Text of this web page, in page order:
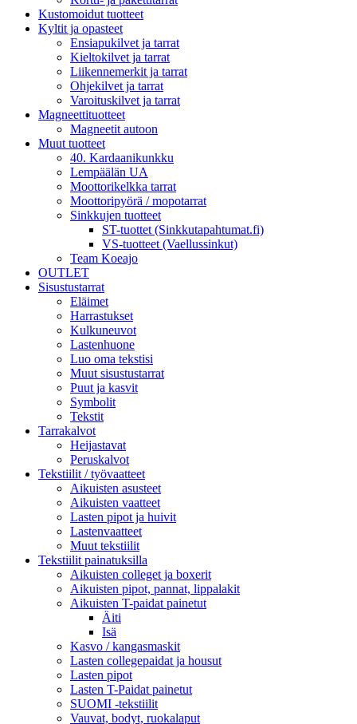
Kustomoidut tuotteet
Kyltit ja opasteet
Ensiapukilvet ja tarrat
Kieltokilvet ja tarrat
Liikennemerkit ja tarrat
Ohjekilvet ja tarrat
Varoituskilvet ja tarrat
Magneettituotteet
Magneetit autoon
Muut tuotteet
40. Kardaanikunkku
Lempäälän UA
Moottorikelkka tarrat
Moottoripyörä / mopotarrat
Sinkkujen tuotteet
ST-tuottet (Sinkkutapahtumat.fi)
VS-tuotteet (Vaellussinkut)
Team Koeajo
OUTLET
Sisustustarrat
Eläimet
Harrastukset
Kulkuneuvot
Lastenhuone
Luo oma tekstisi
Muut sisustustarrat
Puut ja kasvit
Symbolit
Tekstit
Tarrakalvot
Heijastavat
Peruskalvot
Tekstiilit / työvaatteet
Aikuisten asusteet
Aikuisten vaatteet
Lasten pipot ja huivit
Lastenvaatteet
Muut tekstiilit
Tekstiilit painatuksilla
Aikuisten colleget ja boxerit
Aikuisten pipot, pannat, lippalakit
Aikuisten T-paidat painetut
Äiti
Isä
Kasvo / kangasmaskit
Lasten collegepaidat ja housut
Lasten pipot
Lasten T-Paidat painetut
SUOMI -tekstiilit
Vauvat, bodyt, ruokalaput